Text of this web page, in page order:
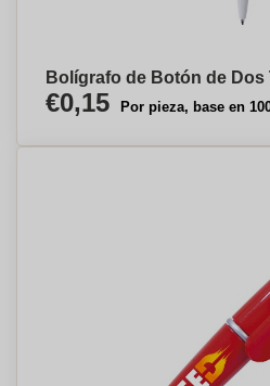
Bolígrafo de Botón de Dos
€0,15 Por pieza, base en